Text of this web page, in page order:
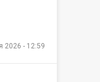
2026 - 12:59